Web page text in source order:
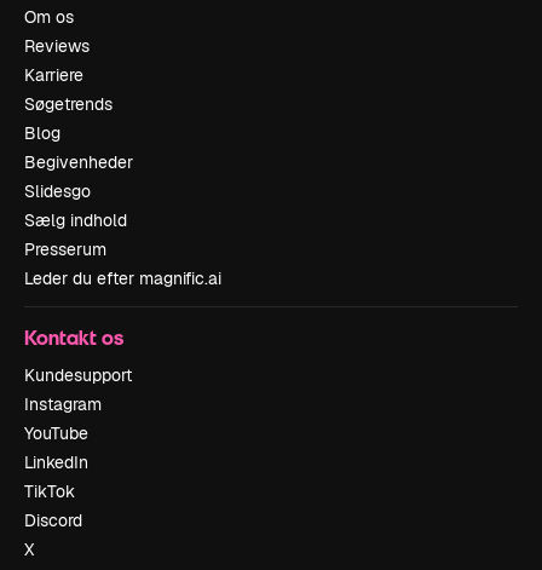
Om os
Reviews
Karriere
Søgetrends
Blog
Begivenheder
Slidesgo
Sælg indhold
Presserum
Leder du efter magnific.ai
Kontakt os
Kundesupport
Instagram
YouTube
LinkedIn
TikTok
Discord
X